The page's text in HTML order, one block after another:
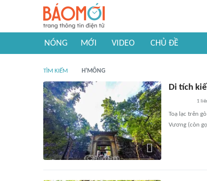
NÓNG MỚI VIDEO CHỦ ĐỀ
TÌM KIẾM H'MÔNG
Di tích
1
Toạ lạc trên
Vương (còn